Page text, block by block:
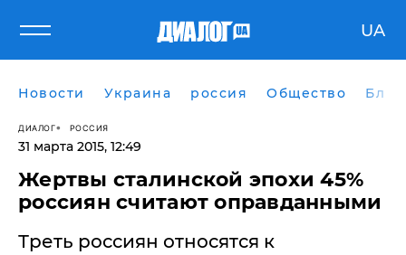
UA
Новости Украина россия Общество
ДИАЛОГ РОССИЯ
31 марта 2015, 12:49
Жертвы сталинской эпохи 45%
россиян считают оправданными
Треть россиян относятся к